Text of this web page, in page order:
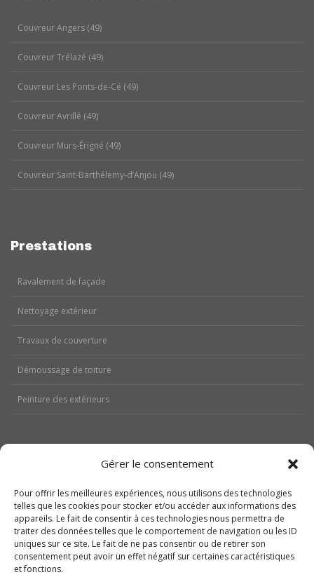
Gérer le consentement
Pour offrir les meilleures expériences, nous utilisons des technologies
telles que les cookies pour stocker et/ou accéder aux informations des
appareils. Le fait de consentir à ces technologies nous permettra de
traiter des données telles que le comportement de navigation ou les ID
uniques sur ce site. Le fait de ne pas consentir ou de retirer son
consentement peut avoir un effet négatif sur certaines caractéristiques
et fonctions.
Couvreur Angers (49)
Couvreur Trélazé (49)
Couvreur Les Ponts-de-Cé (49)
Couvreur Avrillé (49)
Couvreur Murs-Érigné (49)
Couvreur Saint-Barthélemy-d’Anjou (49)
Prestations
Ravalement de façade
Nettoyage extérieur
Travaux de couverture
Démoussage de toiture
Peinture des extérieurs
Nos réalisations
Contactez-nous
Politique de cookies (UE)